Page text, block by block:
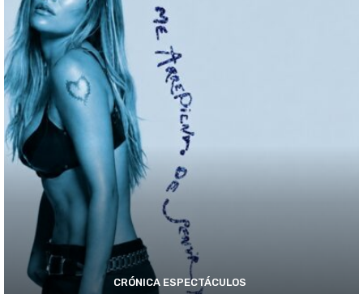
CRÓNICA ESPECTÁCULOS